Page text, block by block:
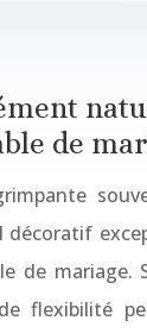
de
décoratif
de mariage.
flexibilité